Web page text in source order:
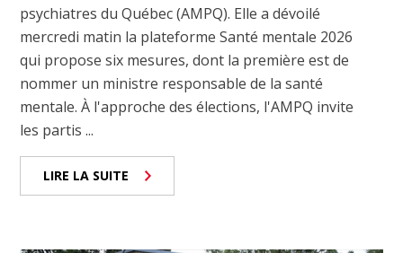
psychiatres du Québec (AMPQ). Elle a dévoilé
mercredi matin la plateforme Santé mentale 2026
qui propose six mesures, dont la première est de
nommer un ministre responsable de la santé
mentale. À l'approche des élections, l'AMPQ invite
les partis ...
LIRE LA SUITE